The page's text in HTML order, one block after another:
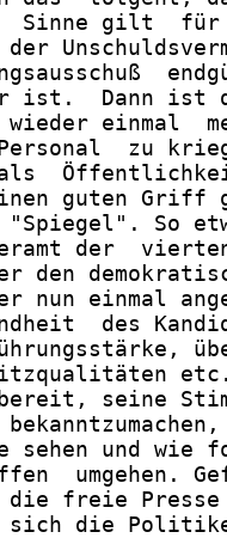
Sinne gilt
ist.  Dann ist
einmal
zu
guten Griff
So
der
den
nun einmal
des
seine
sehen und wie
umgehen.
freie
die